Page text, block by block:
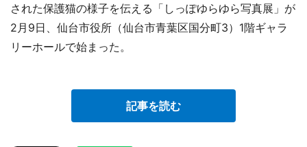
された保護猫の様子を伝える「しっぽゆらゆら写真展」が
2月9日、仙台市役所（仙台市青葉区国分町3）1階ギャラ
リーホールで始まった。
記事を読む